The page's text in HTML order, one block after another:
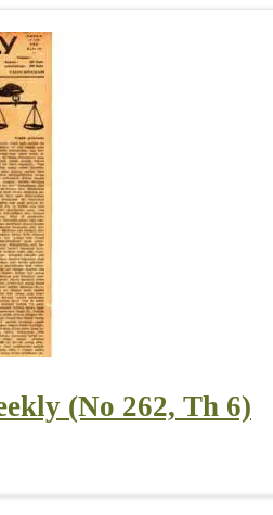
(No 262, Th 6)